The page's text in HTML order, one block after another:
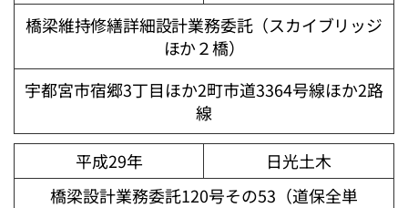
橋梁維持修繕詳細設計業務委託（スカイブリッジ
ほか２橋）
宇都宮市宿郷3丁目ほか2町市道3364号線ほか2路
線
平成29年
日光土木
橋梁設計業務委託120号その53（道保全単